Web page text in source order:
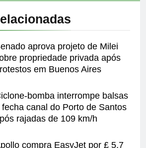
aprova projeto de Milei
propriedade privada após
em Buenos Aires
bomba interrompe balsas
fecha canal do Porto de Santos
rajadas de 109 km/h
compra EasyJet por £ 5,7